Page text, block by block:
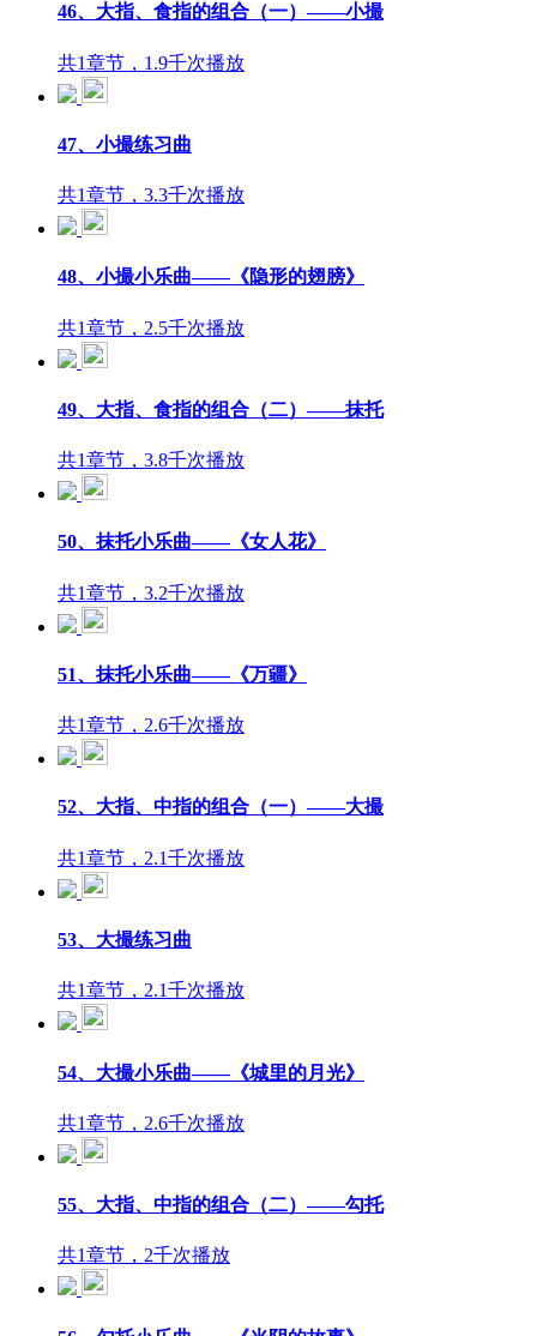
46、大指、食指的组合（一）——小撮
共1章节，1.9千次播放
47、小撮练习曲
共1章节，3.3千次播放
48、小撮小乐曲——《隐形的翅膀》
共1章节，2.5千次播放
49、大指、食指的组合（二）——抹托
共1章节，3.8千次播放
50、抹托小乐曲——《女人花》
共1章节，3.2千次播放
51、抹托小乐曲——《万疆》
共1章节，2.6千次播放
52、大指、中指的组合（一）——大撮
共1章节，2.1千次播放
53、大撮练习曲
共1章节，2.1千次播放
54、大撮小乐曲——《城里的月光》
共1章节，2.6千次播放
55、大指、中指的组合（二）——勾托
共1章节，2千次播放